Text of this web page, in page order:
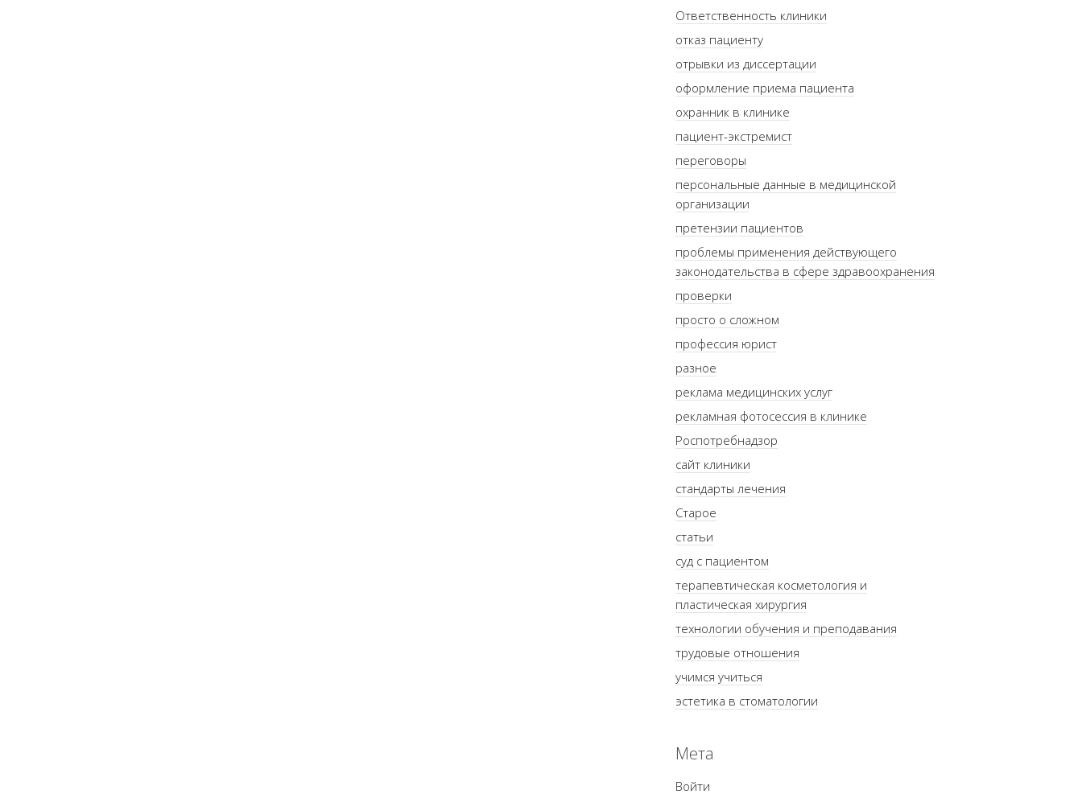
Ответственность клиники
отказ пациенту
отрывки из диссертации
оформление приема пациента
охранник в клинике
пациент-экстремист
переговоры
персональные данные в медицинской
организации
претензии пациентов
проблемы применения действующего
законодательства в сфере здравоохранения
проверки
просто о сложном
профессия юрист
разное
реклама медицинских услуг
рекламная фотосессия в клинике
Роспотребнадзор
сайт клиники
стандарты лечения
Старое
статьи
суд с пациентом
терапевтическая косметология и
пластическая хирургия
технологии обучения и преподавания
трудовые отношения
учимся учиться
эстетика в стоматологии
Мета
Войти